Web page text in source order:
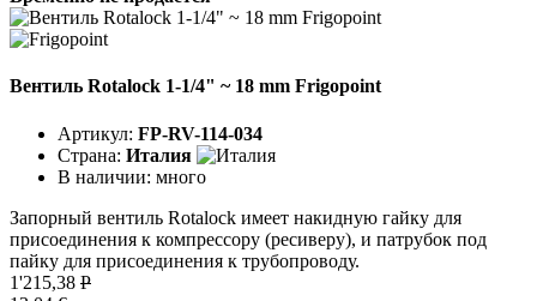
Вентиль Rotalock 1-1/4" ~ 18 mm Frigopoint
Артикул: FP-RV-114-034
Страна: Италия
В наличии: много
Запорный вентиль Rotalock имеет накидную гайку для
присоединения к компрессору (ресиверу), и патрубок под
пайку для присоединения к трубопроводу.
1'215,38 P